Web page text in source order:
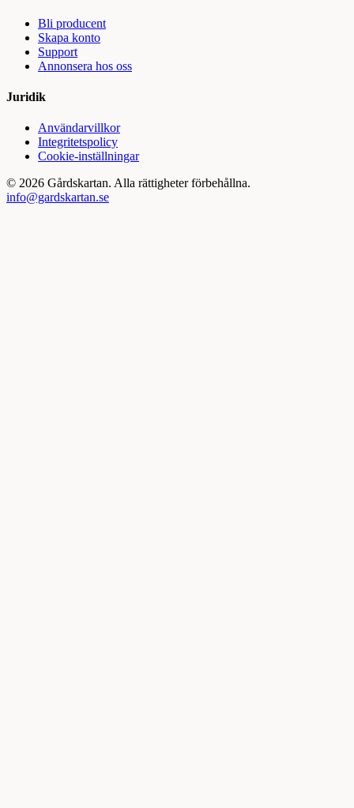
Bli producent
Skapa konto
Support
Annonsera hos oss
Juridik
Användarvillkor
Integritetspolicy
Cookie-inställningar
© 2026 Gårdskartan. Alla rättigheter förbehållna.
info@gardskartan.se